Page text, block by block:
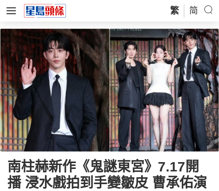
繁 简
南柱赫新作《鬼謎東宮》7.17開
播 浸水戲拍到手變皺皮 曹承佑演